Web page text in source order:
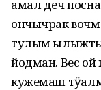
амал деч
ончычрак
тулым
йодман. Вес ой
кужемаш